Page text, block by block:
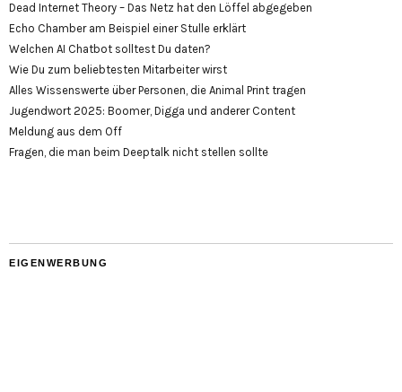
Dead Internet Theory – Das Netz hat den Löffel abgegeben
Echo Chamber am Beispiel einer Stulle erklärt
Welchen AI Chatbot solltest Du daten?
Wie Du zum beliebtesten Mitarbeiter wirst
Alles Wissenswerte über Personen, die Animal Print tragen
Jugendwort 2025: Boomer, Digga und anderer Content
Meldung aus dem Off
Fragen, die man beim Deeptalk nicht stellen sollte
EIGENWERBUNG